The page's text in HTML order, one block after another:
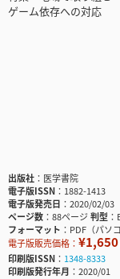
ゲーム依存への対応
出版社
医学書院
電子版ISSN
1882-1413
電子版発売日
2020/02/03
ページ数
88ページ判型
フォーマット
PDF（パソ
電子版販売価格： ¥1,650
印刷版ISSN
1348-8333
印刷版発行年月
2020/01